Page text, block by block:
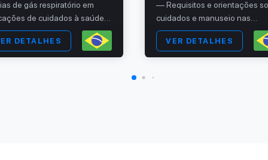
de gás respiratório em
de cuidados à saúde -
4: Ensaios para percoláveis
condensado
DETALHES
— Requisitos e orientações
cuidados e manuseio nas
instalações médicas
VER DETALHES